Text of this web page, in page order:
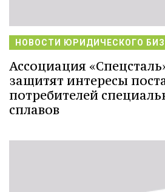
НОВОСТИ ЮРИДИЧЕСКОГО
Ассоциация
защитят интересы
потребителей
сплавов